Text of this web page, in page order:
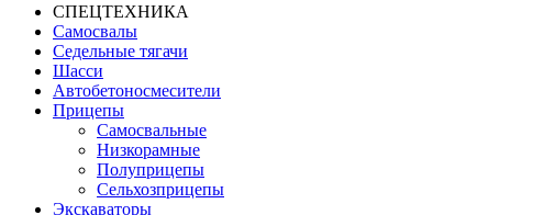
СПЕЦТЕХНИКА
Самосвалы
Седельные тягачи
Шасси
Автобетоно­смесители
Прицепы
Самосвальные
Низкорамные
Полуприцепы
Сельхозприцепы
Экскаваторы